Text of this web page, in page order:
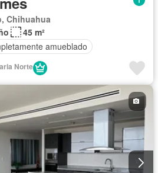
Chihuahua
45 m²
amueblado
Norte